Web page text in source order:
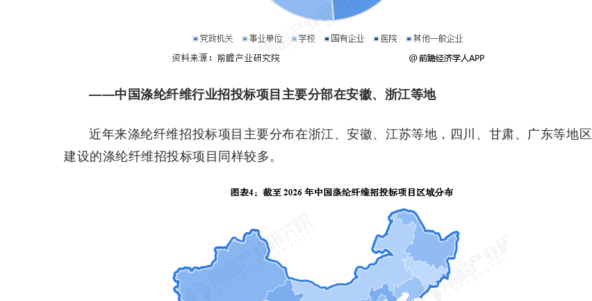
——中国涤纶纤维行业招投标项目主要分部在安徽、浙江等地
近年来涤纶纤维招投标项目主要分布在浙江、安徽、江苏等地，四川、甘肃、广东等地区
建设的涤纶纤维招投标项目同样较多。